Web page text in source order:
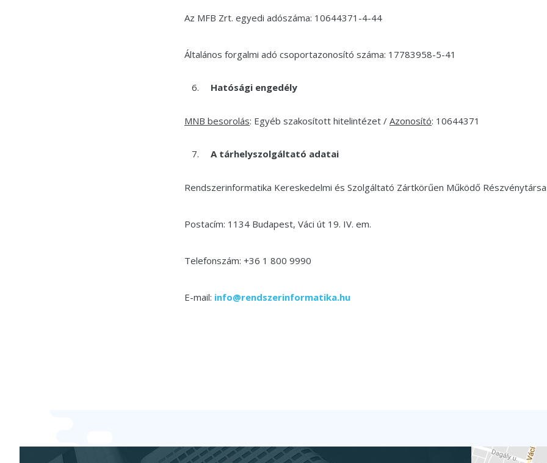
Az MFB Zrt. egyedi adószáma: 10644371-4-44
Általános forgalmi adó csoportazonosító száma: 17783958-5-41
Hatósági engedély
MNB besorolás: Egyéb szakosított hitelintézet / Azonosító: 10644371
A tárhelyszolgáltató adatai
Rendszerinformatika Kereskedelmi és Szolgáltató Zártkörűen Működő
Postacím: 1134 Budapest, Váci út 19. IV. em.
Telefonszám: +36 1 800 9990
E-mail: info@rendszerinformatika.hu